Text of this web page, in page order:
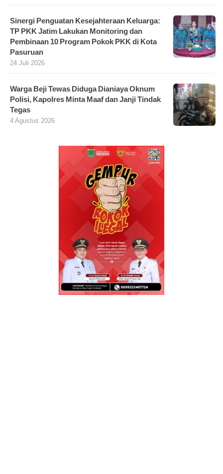
Sinergi Penguatan Kesejahteraan Keluarga:
TP PKK Jatim Lakukan Monitoring dan
Pembinaan 10 Program Pokok PKK di Kota
Pasuruan
24 Juli 2026
Warga Beji Tewas Diduga Dianiaya Oknum
Polisi, Kapolres Minta Maaf dan Janji Tindak
Tegas
4 Agustus 2026